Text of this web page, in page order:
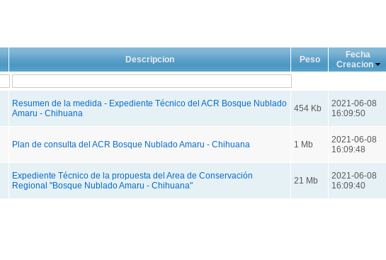
Descripcion Peso
Fecha
Creacion
Resumen de la medida - Expediente Técnico del ACR Bosque Nublado
Amaru - Chihuana
454 Kb
2021-06-08
16:09:50
Plan de consulta del ACR Bosque Nublado Amaru - Chihuana 1 Mb
2021-06-08
16:09:48
Expediente Técnico de la propuesta del Area de Conservación
Regional "Bosque Nublado Amaru - Chihuana"
21 Mb
2021-06-08
16:09:40